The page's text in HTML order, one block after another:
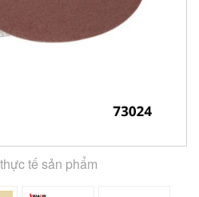
tế sản phẩm